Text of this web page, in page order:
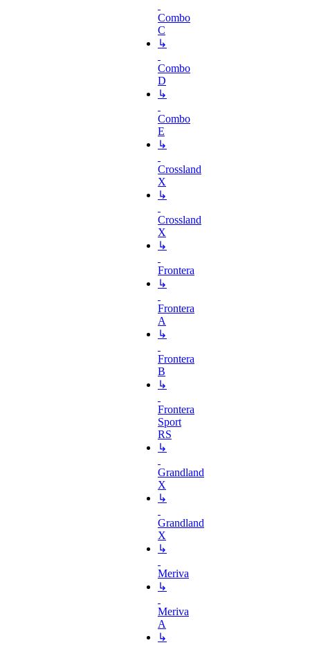
Combo
C
↳
Combo
D
↳
Combo
E
↳
Crossland
X
↳
Crossland
X
↳
Frontera
↳
Frontera
A
↳
Frontera
B
↳
Frontera
Sport
RS
↳
Grandland
X
↳
Grandland
X
↳
Meriva
↳
Meriva
A
↳